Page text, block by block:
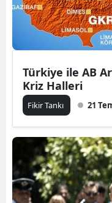
Türkiye ile AB
Kriz Halleri
Fikir Tankı 21